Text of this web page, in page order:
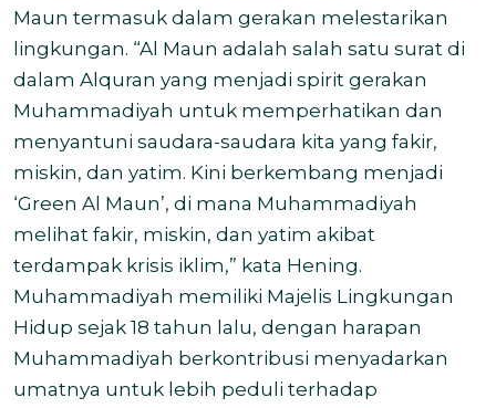
Maun termasuk dalam gerakan melestarikan
lingkungan. “Al Maun adalah salah satu surat di
dalam Alquran yang menjadi spirit gerakan
Muhammadiyah untuk memperhatikan dan
menyantuni saudara-saudara kita yang fakir,
miskin, dan yatim. Kini berkembang menjadi
‘Green Al Maun’, di mana Muhammadiyah
melihat fakir, miskin, dan yatim akibat
terdampak krisis iklim,” kata Hening.
Muhammadiyah memiliki Majelis Lingkungan
Hidup sejak 18 tahun lalu, dengan harapan
Muhammadiyah berkontribusi menyadarkan
umatnya untuk lebih peduli terhadap